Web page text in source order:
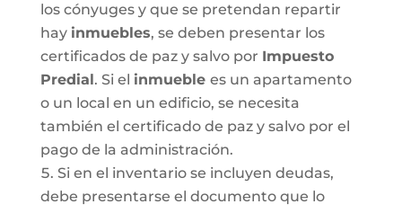
los cónyuges y que se pretendan repartir
hay inmuebles, se deben presentar los
certificados de paz y salvo por Impuesto
Predial. Si el inmueble es un apartamento
o un local en un edificio, se necesita
también el certificado de paz y salvo por el
pago de la administración.
Si en el inventario se incluyen deudas,
debe presentarse el documento que lo